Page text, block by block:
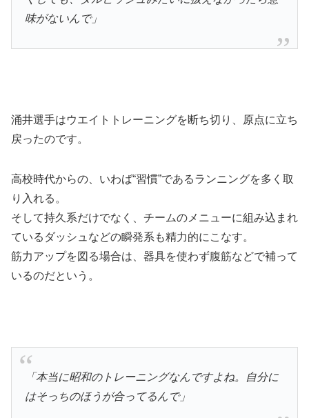
味がないんで」
涌井選手はウエイトトレーニングを断ち切り、原点に立ち
戻ったのです。
高校時代からの、いわば“習慣”であるランニングを多く取
り入れる。
そして持久系だけでなく、チームのメニューに組み込まれ
ているダッシュなどの瞬発系も精力的にこなす。
筋力アップを図る場合は、器具を使わず腹筋などで補って
いるのだという。
「本当に昭和のトレーニングなんですよね。自分に
はそっちのほうが合ってるんで」